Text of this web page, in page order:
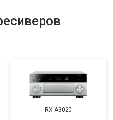
RX-A3020